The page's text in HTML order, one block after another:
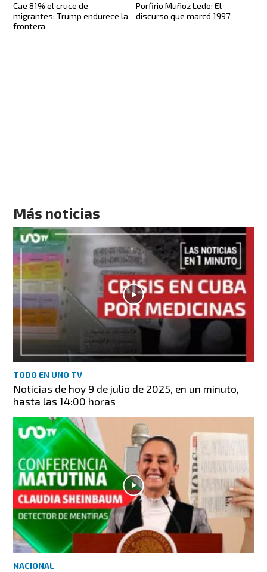
Cae 81% el cruce de
migrantes: Trump endurece la
frontera
Porfirio Muñoz Ledo: El
discurso que marcó 1997
Más noticias
TODO EN UNO TV
Noticias de hoy 9 de julio de 2025, en un minuto,
hasta las 14:00 horas
NACIONAL